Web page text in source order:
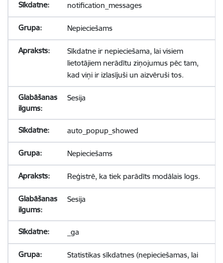
notification_messages
Nepieciešams
Sīkdatne ir nepieciešama, lai visiem
lietotājiem nerādītu ziņojumus pēc tam,
kad viņi ir izlasījuši un aizvēruši tos.
Sesija
auto_popup_showed
Nepieciešams
Reģistrē, ka tiek parādīts modālais logs.
Sesija
_ga
Statistikas sīkdatnes (nepieciešamas, lai